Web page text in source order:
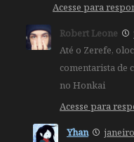
Acesse para
Robert Leone
Até o Zerefe,
comentarista de
no Honkai
Acesse para
Yhan
janeiro